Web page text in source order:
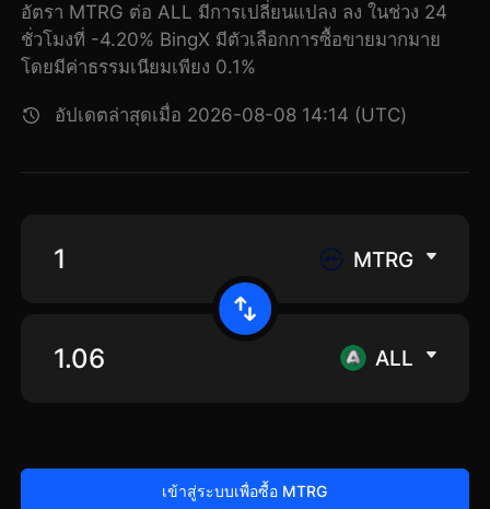
อัตรา MTRG ต่อ ALL มีการเปลี่ยนแปลง ลง ในช่วง 24
ชั่วโมงที่ -4.20% BingX มีตัวเลือกการซื้อขายมากมาย
โดยมีค่าธรรมเนียมเพียง 0.1%
อัปเดตล่าสุดเมื่อ 2026-08-08 14:14 (UTC)
MTRG
ALL
เข้าสู่ระบบเพื่อซื้อ MTRG